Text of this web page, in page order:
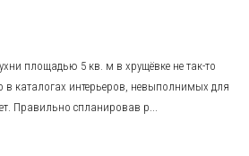
площадью 5 кв. м в хрущёвке не так-то
в каталогах интерьеров, невыполнимых для
Правильно спланировав р...